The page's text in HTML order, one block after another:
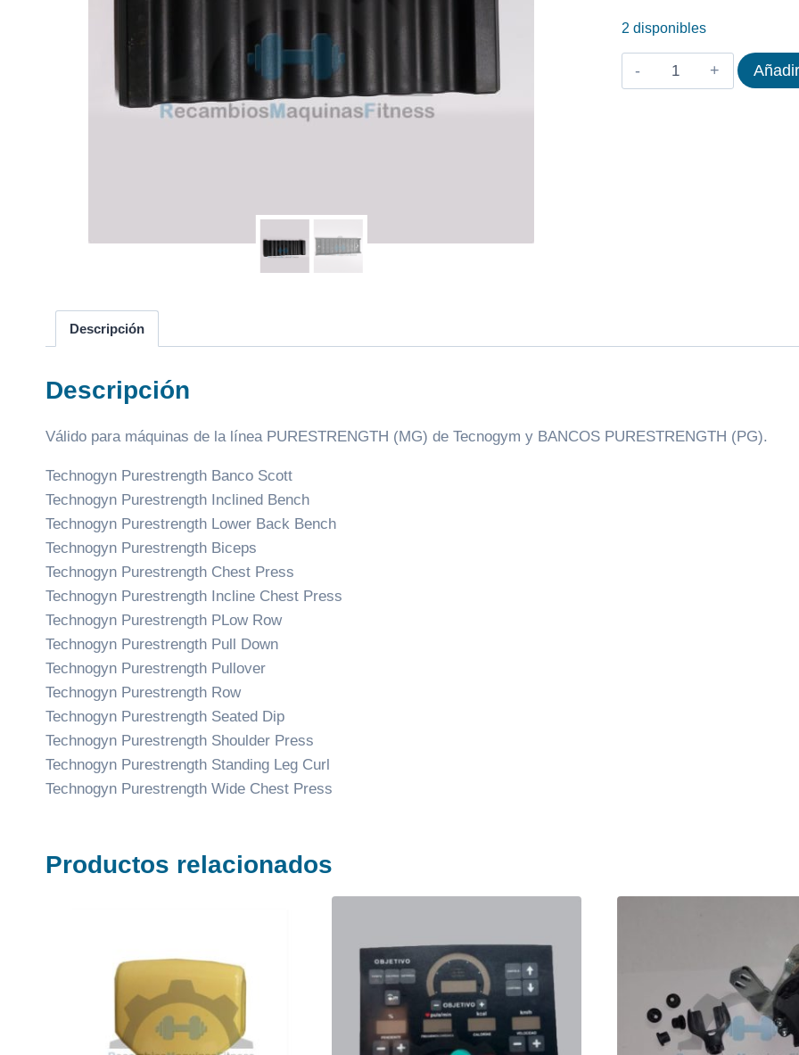
2 disponibles
TAPA
GUIA
Descripción
Descripción
Válido para máquinas de la línea PURESTRENGTH (MG) de Tecnogym y BANCOS PURESTRENGTH (PG).
Technogyn Purestrength Banco Scott
Technogyn Purestrength Inclined Bench
Technogyn Purestrength Lower Back Bench
Technogyn Purestrength Biceps
Technogyn Purestrength Chest Press
Technogyn Purestrength Incline Chest Press
Technogyn Purestrength PLow Row
Technogyn Purestrength Pull Down
Technogyn Purestrength Pullover
Technogyn Purestrength Row
Technogyn Purestrength Seated Dip
Technogyn Purestrength Shoulder Press
Technogyn Purestrength Standing Leg Curl
Technogyn Purestrength Wide Chest Press
Productos relacionados